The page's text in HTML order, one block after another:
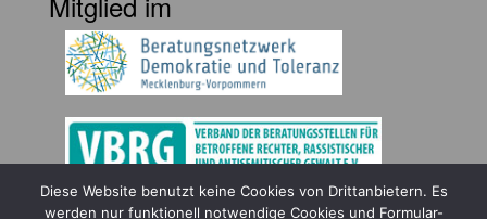
Diese Website benutzt keine Cookies von Drittanbietern. Es
werden nur funktionell notwendige Cookies und Formular-